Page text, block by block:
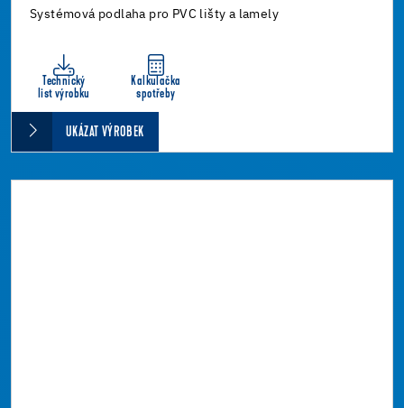
Systémová podlaha pro PVC lišty a lamely
Technický
list výrobku
Kalkulačka
spotřeby
UKÁZAT VÝROBEK